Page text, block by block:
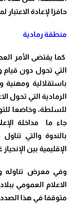
حافزا لإعادة الاعتبار
منطقة رمادية
كما يقتضى الأمر
التي تحول دون قيام
باستقلالية
الرمادية التي تحول
للسلطة، وخاضعا
جاء ما مداخلة
بالندوة والتي
الإقليمية بين
وفي معرض تناوله
الاعلام العمومي
متوقفا في هذا